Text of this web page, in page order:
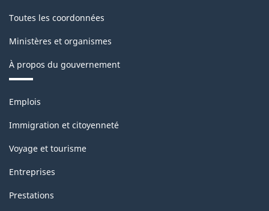
Toutes les coordonnées
Ministères et organismes
À propos du gouvernement
Thèmes
sujets
Emplois
Immigration et citoyenneté
Voyage et tourisme
Entreprises
Prestations